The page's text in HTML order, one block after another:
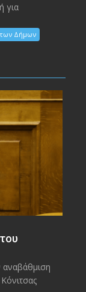
για
Δήμων
αναβάθμιση